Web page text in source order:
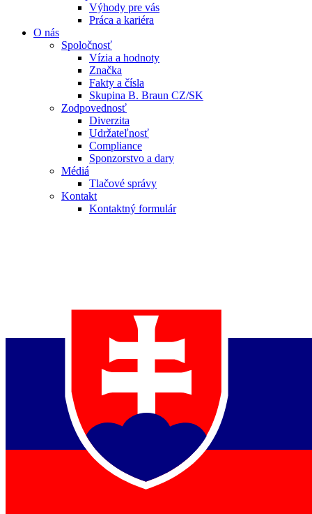
Výhody pre vás
Práca a kariéra
O nás
Spoločnosť
Vízia a hodnoty
Značka
Fakty a čísla
Skupina B. Braun CZ/SK
Zodpovednosť
Diverzita
Udržateľnosť
Compliance
Sponzorstvo a dary
Médiá
Tlačové správy
Kontakt
Kontaktný formulár